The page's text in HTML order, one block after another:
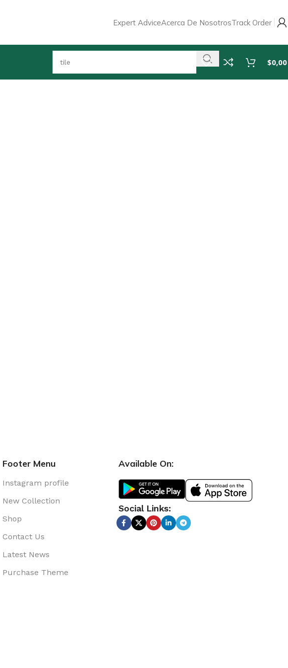
Expert AdviceAcerca De NosotrosTrack Order
$0,00
Footer Menu
Instagram profile
New Collection
Shop
Contact Us
Latest News
Purchase Theme
Available On:
Social Links: